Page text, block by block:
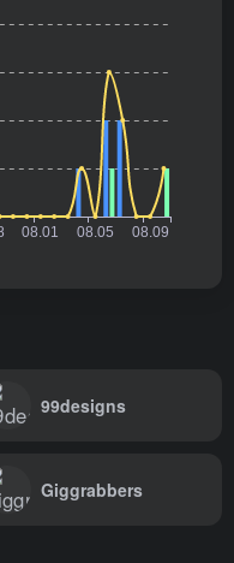
99designs
Giggrabbers